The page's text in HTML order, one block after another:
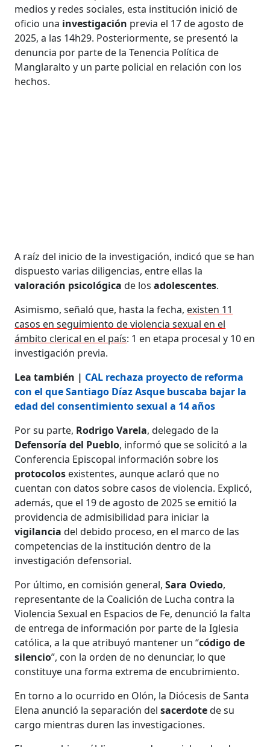
medios y redes sociales, esta institución inició de
oficio una investigación previa el 17 de agosto de
2025, a las 14h29. Posteriormente, se presentó la
denuncia por parte de la Tenencia Política de
Manglaralto y un parte policial en relación con los
hechos.
A raíz del inicio de la investigación, indicó que se han
dispuesto varias diligencias, entre ellas la
valoración psicológica de losadolescentes.
Asimismo, señaló que, hasta la fecha, existen 11
casos en seguimiento de violencia sexual en el
ámbito clerical en el país: 1 en etapa procesal y 10 en
investigación previa.
Lea también | CAL rechaza proyecto de reforma
con el que Santiago Díaz Asque buscaba bajar la
edad del consentimiento sexual a 14 años
Por su parte, Rodrigo Varela, delegado de la
Defensoría del Pueblo, informó que se solicitó a la
Conferencia Episcopal información sobre los
protocolos existentes, aunque aclaró que no
cuentan con datos sobre casos de violencia. Explicó,
además, que el 19 de agosto de 2025 se emitió la
providencia de admisibilidad para iniciar la
vigilanciadel debido proceso, en el marco de las
competencias de la institución dentro de la
investigación defensorial.
Por último, en comisión general,Sara Oviedo,
representante de la Coalición de Lucha contra la
Violencia Sexual en Espacios de Fe, denunció la falta
de entrega de información por parte de la Iglesia
católica, a la que atribuyó mantener un “código de
silencio”, con la orden de no denunciar, lo que
constituye una forma extrema de encubrimiento.
En torno a lo ocurrido en Olón, la Diócesis de Santa
Elena anunció la separación delsacerdotede su
cargo mientras duren las investigaciones.